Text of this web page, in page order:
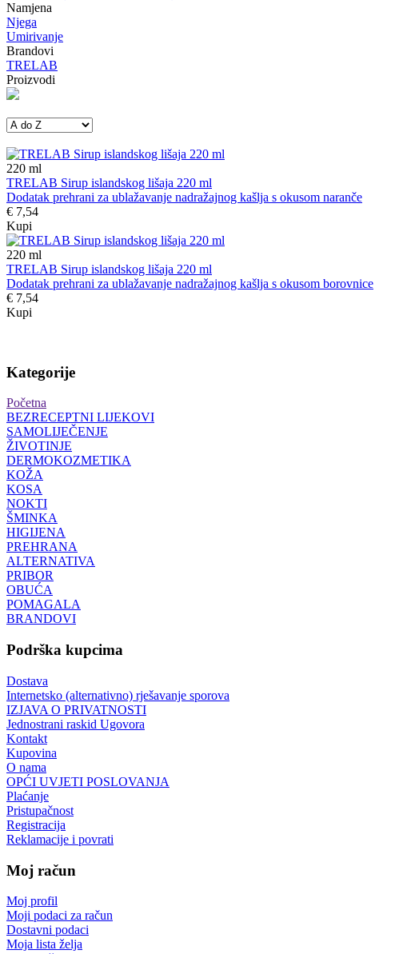
Namjena
Njega
Umirivanje
Brandovi
TRELAB
Proizvodi
220 ml
TRELAB Sirup islandskog lišaja 220 ml
Dodatak prehrani za ublažavanje nadražajnog kašlja s okusom naranče
€ 7,54
Kupi
220 ml
TRELAB Sirup islandskog lišaja 220 ml
Dodatak prehrani za ublažavanje nadražajnog kašlja s okusom borovnice
€ 7,54
Kupi
Kategorije
Početna
BEZRECEPTNI LIJEKOVI
SAMOLIJEČENJE
ŽIVOTINJE
DERMOKOZMETIKA
KOŽA
KOSA
NOKTI
ŠMINKA
HIGIJENA
PREHRANA
ALTERNATIVA
PRIBOR
OBUĆA
POMAGALA
BRANDOVI
Podrška kupcima
Dostava
Internetsko (alternativno) rješavanje sporova
IZJAVA O PRIVATNOSTI
Jednostrani raskid Ugovora
Kontakt
Kupovina
O nama
OPĆI UVJETI POSLOVANJA
Plaćanje
Pristupačnost
Registracija
Reklamacije i povrati
Moj račun
Moj profil
Moji podaci za račun
Dostavni podaci
Moja lista želja